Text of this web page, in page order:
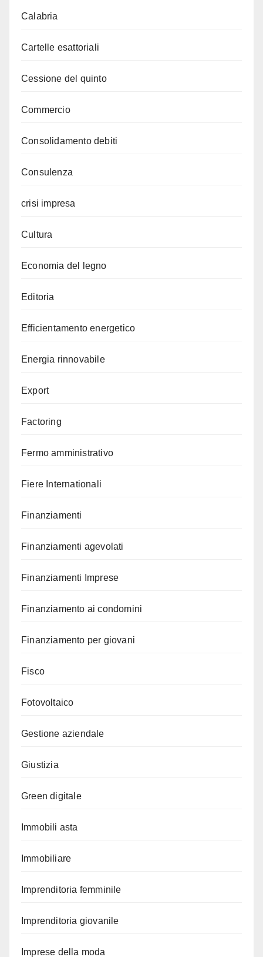
Calabria
Cartelle esattoriali
Cessione del quinto
Commercio
Consolidamento debiti
Consulenza
crisi impresa
Cultura
Economia del legno
Editoria
Efficientamento energetico
Energia rinnovabile
Export
Factoring
Fermo amministrativo
Fiere Internationali
Finanziamenti
Finanziamenti agevolati
Finanziamenti Imprese
Finanziamento ai condomini
Finanziamento per giovani
Fisco
Fotovoltaico
Gestione aziendale
Giustizia
Green digitale
Immobili asta
Immobiliare
Imprenditoria femminile
Imprenditoria giovanile
Imprese della moda